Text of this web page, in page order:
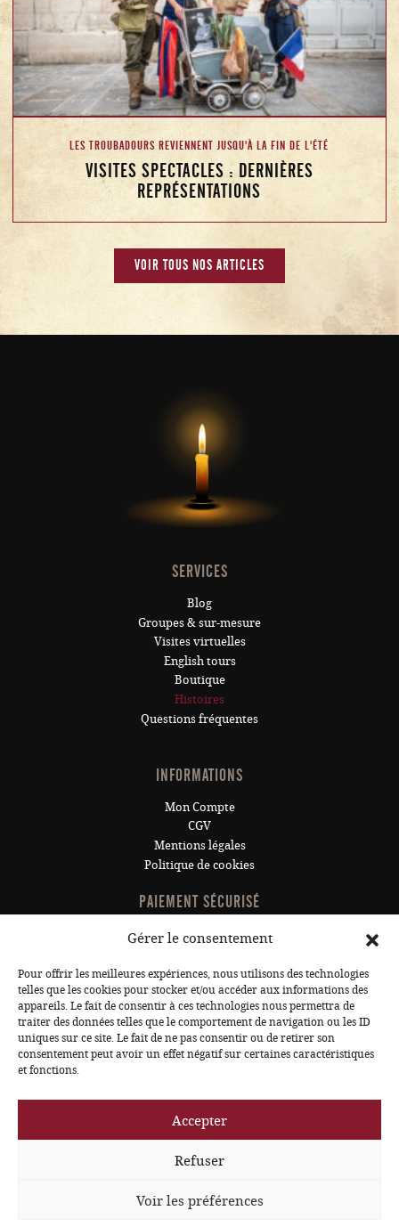
Gérer le consentement
Pour offrir les meilleures expériences, nous utilisons des technologies
telles que les cookies pour stocker et/ou accéder aux informations des
appareils. Le fait de consentir à ces technologies nous permettra de
traiter des données telles que le comportement de navigation ou les ID
uniques sur ce site. Le fait de ne pas consentir ou de retirer son
consentement peut avoir un effet négatif sur certaines caractéristiques
et fonctions.
Accepter
Refuser
Voir les préférences
LES TROUBADOURS REVIENNENT JUSQU'À LA FIN DE L'ÉTÉ
VISITES SPECTACLES : DERNIÈRES
REPRÉSENTATIONS
VOIR TOUS NOS ARTICLES
SERVICES
Blog
Groupes & sur-mesure
Visites virtuelles
English tours
Boutique
Histoires
Questions fréquentes
INFORMATIONS
Mon Compte
CGV
Mentions légales
Politique de cookies
PAIEMENT SÉCURISÉ
INSCRIVEZ-VOUS À LA NEWSLETTER POUR NE RIEN
RATER !
JE M'INSCRIS